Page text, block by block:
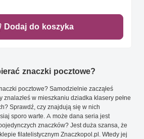
Dodaj do koszyka
znaczki pocztowe?
pocztowe? Samodzielnie zacząłeś
w mieszkaniu dziadka klasery pełne
Sprawdź, czy znajdują się w nich
sporo warte. A może dana seria jest
znaczków? Jest duża szansa, że
filatelistycznym Znaczkopol.pl. Wtedy jej